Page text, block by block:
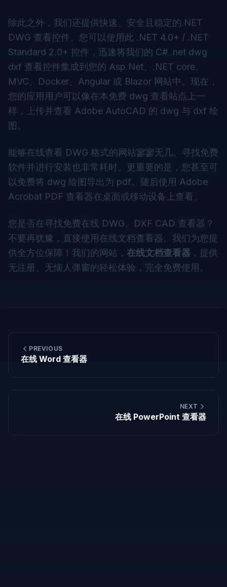
除此之外，我们还提供快速、安全且稳定的.NET
DWG 查看控件。您可以使用此 .NET 4.0+ / .NET
Standard 2.0+ 控件，迅速将我们的 C# .net dwg
dxf 查看控件集成到您的 Asp.Net、.NET core、
MVC、Docker、Angular 或 Blazor 网站中。现在，
您的应用用户可以像在本免费 dwg 查看站点上一
样，上传并查看 Adobe AutoCAD 的 dwg 与 dxf 绘
图。
能够在线查看 DWG 格式的网站寥寥无几。寻找免费
软件并进行安装也非常耗时。更重要的是，您甚至可
以免费将 dwg 绘图导出为 pdf。随后使用 Adobe
Acrobat PDF 查看器在桌面或移动设备上查看。
您是否在寻找免费在线 DWG、DXF CAD 查看器？
不要再犹豫，直接使用在线文档查看器。我们为您提
供全方位保障！我们的网站， 在线文档查看器 ，提供
无注册、无恼人弹窗的轻松体验，完全免费使用。
PREVIOUS
在线 Word 查看器
NEXT
在线 PowerPoint 查看器